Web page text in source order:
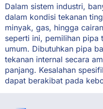
Dalam sistem industri,
dalam kondisi tekanan
minyak, gas, hingga
seperti ini, pemilihan pipa
umum. Dibutuhkan pipa
tekanan internal secara
panjang. Kesalahan
dapat berakibat pada